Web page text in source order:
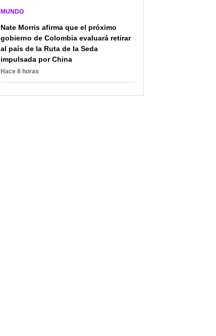
MUNDO
Nate Morris afirma que el próximo
gobierno de Colombia evaluará retirar
al país de la Ruta de la Seda
impulsada por China
Hace 8 horas